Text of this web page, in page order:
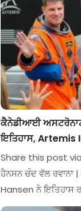
ਕੈਨੇਡੀਆਈ
ਇਤਿਹਾਸ, Artemis
Share this post
ਹੈਨਸਨ ਚੰਦ ਵੱਲ ਰਵਾਨਾ
Hansen ਨੇ ਇਤਿਹਾਸ